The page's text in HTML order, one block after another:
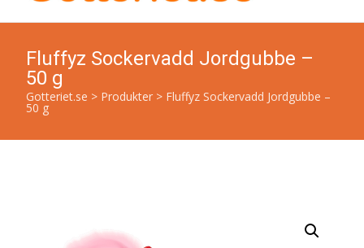
Fluffyz Sockervadd Jordgubbe –
50 g
Gotteriet.se > Produkter > Fluffyz Sockervadd Jordgubbe –
50 g